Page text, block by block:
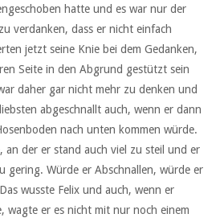
hatte und es war nur der
verdanken, dass er nicht einfach
jetzt seine Knie bei dem Gedanken,
Seite in den Abgrund gestützt sein
daher gar nicht mehr zu denken und
abgeschnallt auch, wenn er dann
nach unten kommen würde.
an der er stand auch viel zu steil und er
gering. Würde er Abschnallen, würde er
wusste Felix und auch, wenn er
wagte er es nicht mit nur noch einem